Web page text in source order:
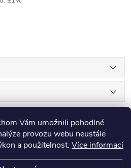
Vám umožnili pohodlné
provozu webu neustále
a použitelnost. Více informací